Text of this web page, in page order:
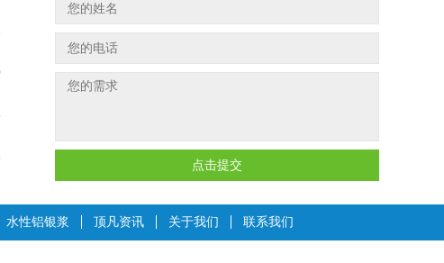
点击提交
水性铝银浆 顶凡资讯 关于我们 联系我们